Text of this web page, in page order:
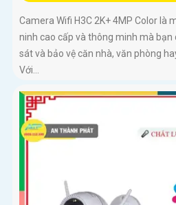
Camera Wifi H3C 2K+ 4MP Color là
ninh cao cấp và thông minh mà bạn
sát và bảo vệ căn nhà, văn phòng
Với...